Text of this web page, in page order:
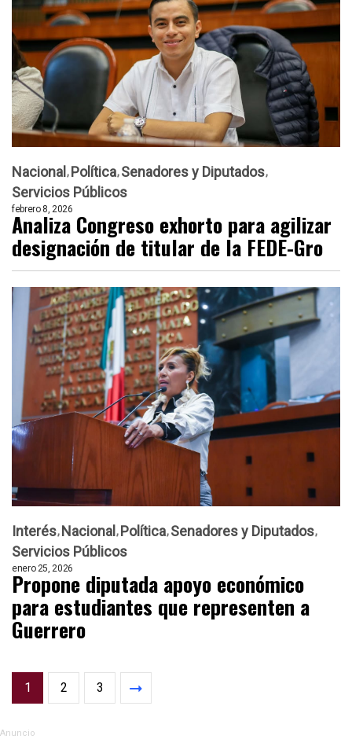
Nacional Política Senadores y Diputados
Servicios Públicos
febrero 8, 2026
Analiza Congreso exhorto para agilizar
designación de titular de la FEDE-Gro
Interés Nacional Política Senadores y Diputados
Servicios Públicos
enero 25, 2026
Propone diputada apoyo económico
para estudiantes que representen a
Guerrero
1 2 3
Anuncio